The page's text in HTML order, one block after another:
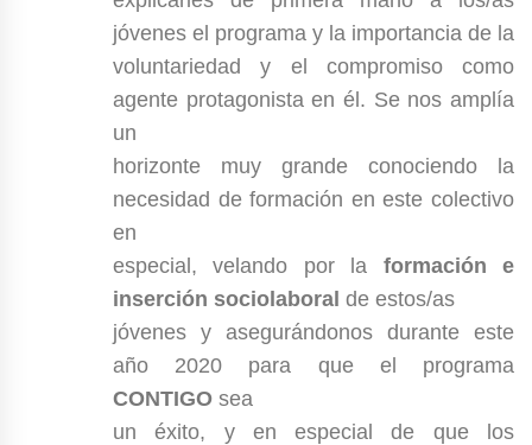
jóvenes el programa y la importancia de la
voluntariedad y el compromiso como
agente protagonista en él. Se nos amplía
un
horizonte muy grande conociendo la
necesidad de formación en este colectivo
en
especial, velando por la formación e
inserción sociolaboral de estos/as
jóvenes y asegurándonos durante este
año 2020 para que el programa
CONTIGO sea
un éxito, y en especial de que los